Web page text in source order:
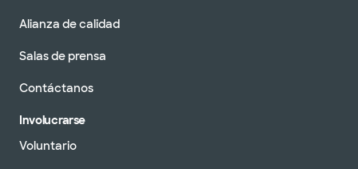
Alianza de calidad
Salas de prensa
Contáctanos
Involucrarse
Voluntario